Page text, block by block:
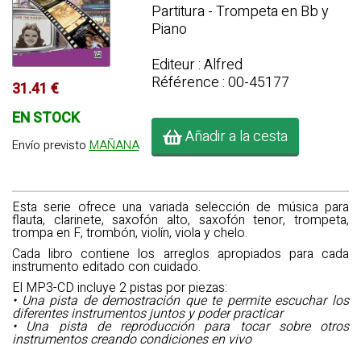
31.41 €
EN STOCK
Envío previsto MAÑANA
Partitura - Trompeta en Bb y
Piano
Editeur : Alfred
Référence : 00-45177
Añadir a la cesta
Esta serie ofrece una variada selección de música para
flauta, clarinete, saxofón alto, saxofón tenor, trompeta,
trompa en F, trombón, violín, viola y chelo.
Cada libro contiene los arreglos apropiados para cada
instrumento editado con cuidado.
El MP3-CD incluye 2 pistas por piezas:
• Una pista de demostración que te permite escuchar los
diferentes instrumentos juntos y poder practicar
• Una pista de reproducción para tocar sobre otros
instrumentos creando condiciones en vivo